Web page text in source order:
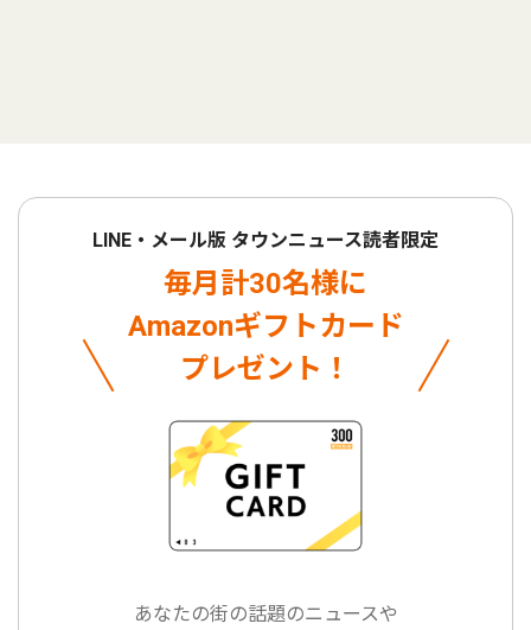
LINE・メール版 タウンニュース読者限定
毎月計30名様に
Amazonギフトカード
プレゼント！
あなたの街の話題のニュースや